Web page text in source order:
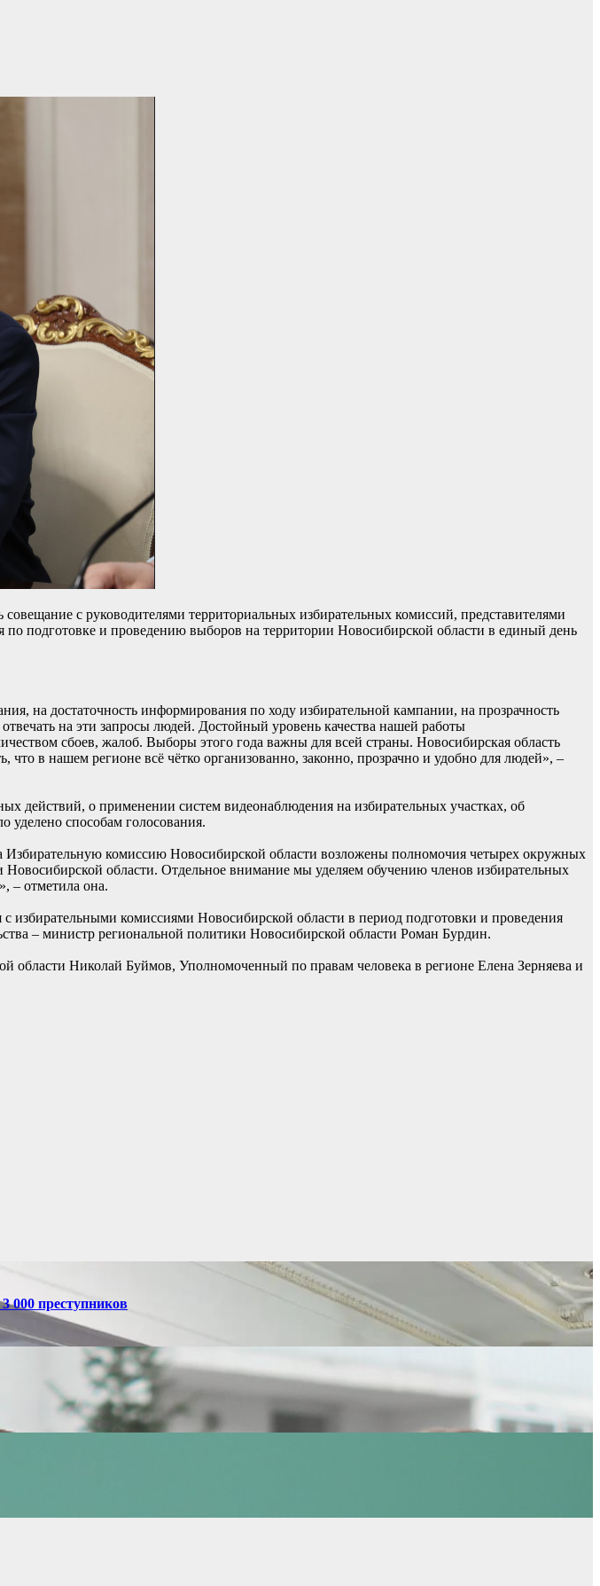
с руководителями территориальных избирательных комиссий, представителями
по подготовке и проведению выборов на территории Новосибирской области в единый день
на достаточность информирования по ходу избирательной кампании, на прозрачность
на эти запросы людей. Достойный уровень качества нашей работы
сбоев, жалоб. Выборы этого года важны для всей страны. Новосибирская область
в нашем регионе всё чётко организованно, законно, прозрачно и удобно для людей», –
действий, о применении систем видеонаблюдения на избирательных участках, об
способам голосования.
комиссию Новосибирской области возложены полномочия четырех окружных
области. Отдельное внимание мы уделяем обучению членов избирательных
– отметила она.
избирательными комиссиями Новосибирской области в период подготовки и проведения
– министр региональной политики Новосибирской области Роман Бурдин.
Николай Буймов, Уполномоченный по правам человека в регионе Елена Зерняева и
000 преступников